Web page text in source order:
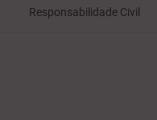
Responsabilidade Civil